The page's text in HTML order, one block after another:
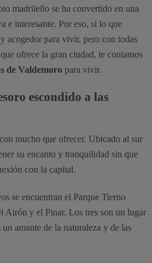
madrileño se ha convertido en una
e interesante. Por eso, si lo que
acogedor para vivir, pero con todas
ofrece la gran ciudad, te contamos
de Valdemoropara vivir.
escondido a las
mucho que ofrecer. Ubicado al sur
su encanto y tranquilidad sin que
con la capital.
se encuentran el Parque Tierno
Airón y el Pinar. Los tres son un lugar
amante de la naturaleza y de las